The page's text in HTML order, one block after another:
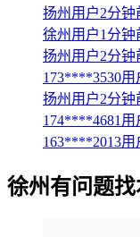
扬州用户2分钟
徐州用户1分钟
扬州用户2分钟
173****3530用
扬州用户2分钟
174****4681用
163****2013用
徐州有问题